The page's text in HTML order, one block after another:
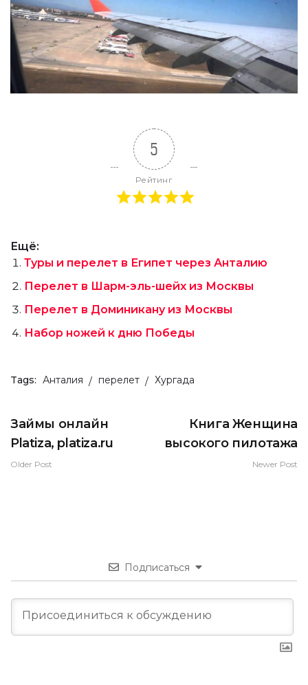
5
Рейтинг
Ещё:
Туры и перелет в Египет через Анталию
Перелет в Шарм-эль-шейх из Москвы
Перелет в Доминикану из Москвы
Набор ножей к дню Победы
Tags: Анталия перелет Хургада
Займы онлайн
Platiza, platiza.ru
Older Post
Книга Женщина
высокого пилотажа
Newer Post
Подписаться